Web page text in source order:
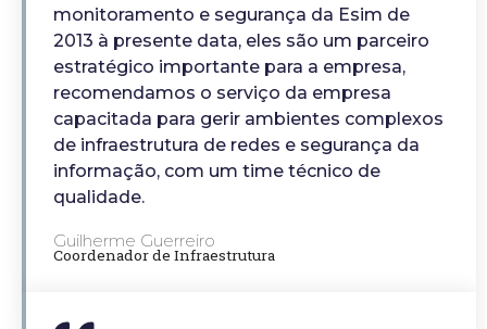
monitoramento e segurança da Esim de
2013 à presente data, eles são um parceiro
estratégico importante para a empresa,
recomendamos o serviço da empresa
capacitada para gerir ambientes complexos
de infraestrutura de redes e segurança da
informação, com um time técnico de
qualidade.
Guilherme Guerreiro
Coordenador de Infraestrutura